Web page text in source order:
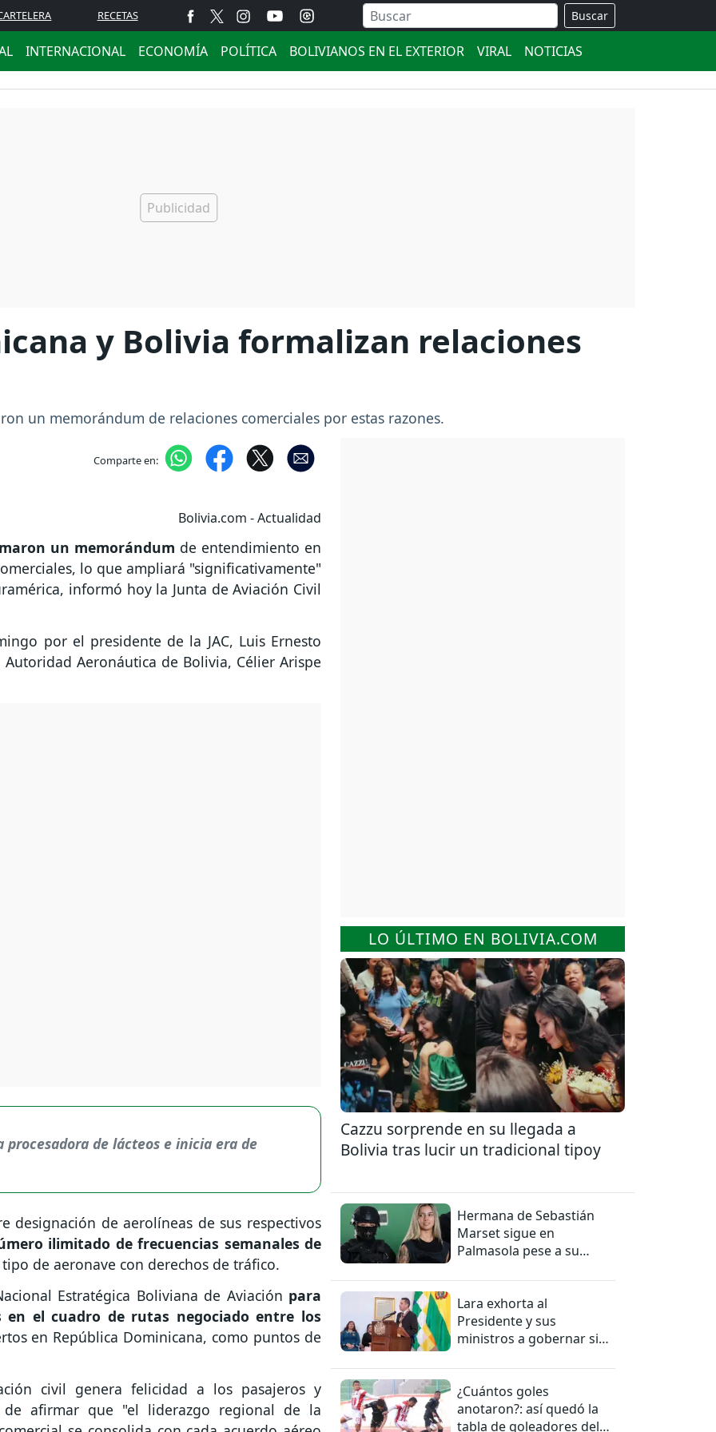
RECETAS Buscar
INTERNACIONAL ECONOMÍA POLÍTICA BOLIVIANOS EN EL EXTERIOR VIRAL NOTICIAS
y Bolivia formalizan relaciones
un memorándum de relaciones comerciales por estas razones.
Comparte en:
Bolivia.com - Actualidad
un memorándum de entendimiento en
lo que ampliará "significativamente"
informó hoy la Junta de Aviación Civil
por el presidente de la JAC, Luis Ernesto
Aeronáutica de Bolivia, Célier Arispe
procesadora de lácteos e inicia era de
designación de aerolíneas de sus respectivos
ilimitado de frecuencias semanales de
de aeronave con derechos de tráfico.
Estratégica Boliviana de Aviación para
en el cuadro de rutas negociado entre los
en República Dominicana, como puntos de
civil genera felicidad a los pasajeros y
afirmar que "el liderazgo regional de la
LO ÚLTIMO EN BOLIVIA.COM
Cazzu sorprende en su llegada a
Bolivia tras lucir un tradicional tipoy
Hermana de Sebastián
Marset sigue en
Palmasola pese a su
Lara exhorta al
Presidente y sus
ministros a gobernar sin
¿Cuántos goles
anotaron?: así quedó la
tabla de goleadores del